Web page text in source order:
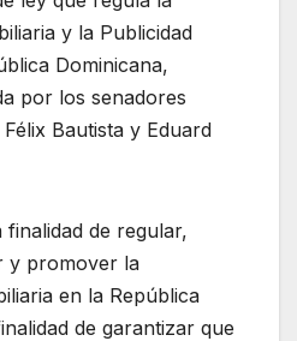
y la Publicidad
Dominicana,
por los senadores
Bautista y Eduard
de regular,
y promover la
en la República
de garantizar que